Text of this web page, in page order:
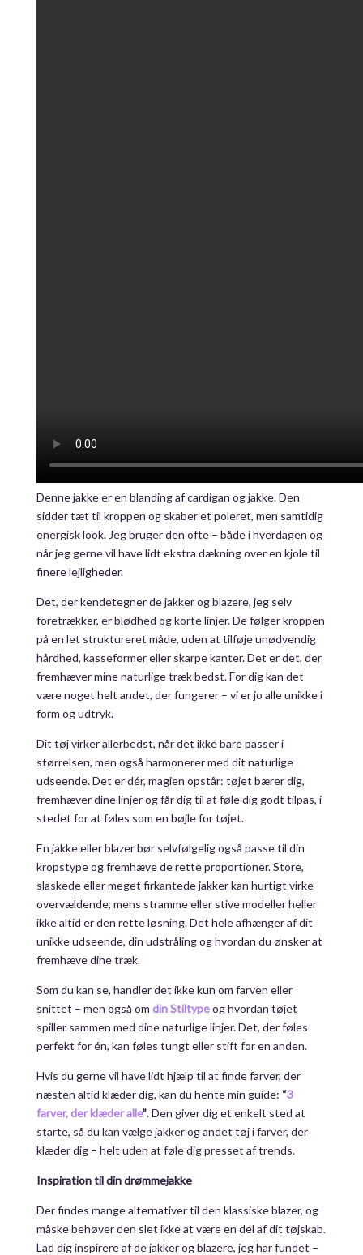
Denne jakke er en blanding af cardigan og jakke. Den
sidder tæt til kroppen og skaber et poleret, men samtidig
energisk look. Jeg bruger den ofte – både i hverdagen og
når jeg gerne vil have lidt ekstra dækning over en kjole til
finere lejligheder.
Det, der kendetegner de jakker og blazere, jeg selv
foretrækker, er blødhed og korte linjer. De følger kroppen
på en let struktureret måde, uden at tilføje unødvendig
hårdhed, kasseformer eller skarpe kanter. Det er det, der
fremhæver mine naturlige træk bedst. For dig kan det
være noget helt andet, der fungerer – vi er jo alle unikke i
form og udtryk.
Dit tøj virker allerbedst, når det ikke bare passer i
størrelsen, men også harmonerer med dit naturlige
udseende. Det er dér, magien opstår: tøjet bærer dig,
fremhæver dine linjer og får dig til at føle dig godt tilpas, i
stedet for at føles som en bøjle for tøjet.
En jakke eller blazer bør selvfølgelig også passe til din
kropstype og fremhæve de rette proportioner. Store,
slaskede eller meget firkantede jakker kan hurtigt virke
overvældende, mens stramme eller stive modeller heller
ikke altid er den rette løsning. Det hele afhænger af dit
unikke udseende, din udstråling og hvordan du ønsker at
fremhæve dine træk.
Som du kan se, handler det ikke kun om farven eller
snittet – men også om din Stiltypeog hvordan tøjet
spiller sammen med dine naturlige linjer. Det, der føles
perfekt for én, kan føles tungt eller stift for en anden.
Hvis du gerne vil have lidt hjælp til at finde farver, der
næsten altid klæder dig, kan du hente min guide: “3
farver, der klæder alle”. Den giver dig et enkelt sted at
starte, så du kan vælge jakker og andet tøj i farver, der
klæder dig – helt uden at føle dig presset af trends.
Inspiration til din drømmejakke
Der findes mange alternativer til den klassiske blazer, og
måske behøver den slet ikke at være en del af dit tøjskab.
Lad dig inspirere af de jakker og blazere, jeg har fundet –